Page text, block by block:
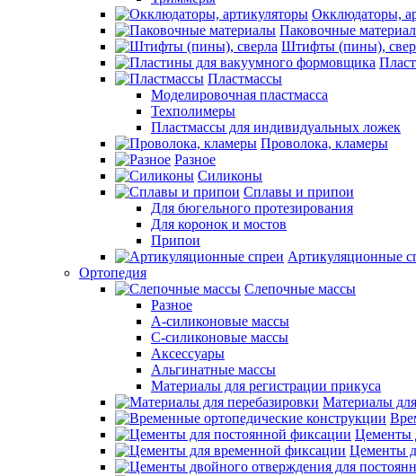
Окклюдаторы,
Паковочные
Штифты (пины),
Пластмассы
Моделировочная пластмасса
Техполимеры
Пластмассы для индивидуальных ложек
Проволока, кламеры
Разное
Силиконы
Сплавы и припои
Для бюгельного протезирования
Для коронок и мостов
Припои
Артикуляционные
Ортопедия
Слепочные массы
Разное
А-силиконовые массы
С-силиконовые массы
Аксессуары
Альгинатные массы
Материалы для регистрации прикуса
Материалы
Цементы
Цементы